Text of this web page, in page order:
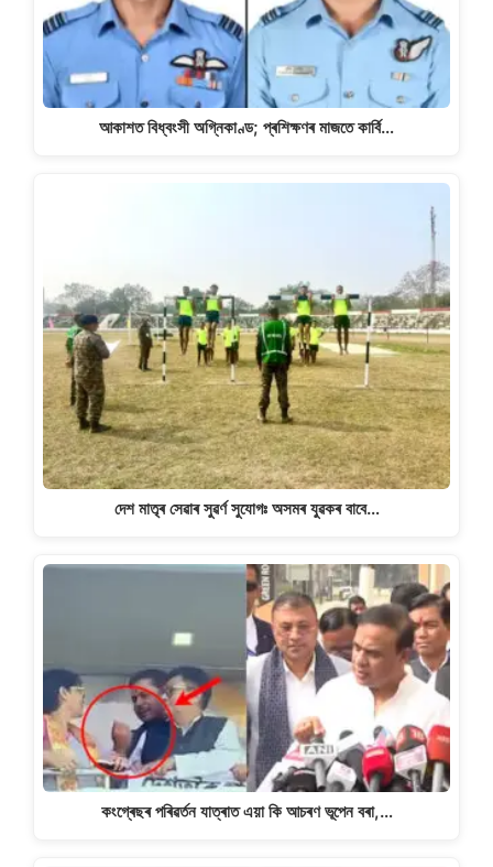
আকাশত বিধ্বংসী অগ্নিকাণ্ড; প্ৰশিক্ষণৰ মাজতে কাৰ্বি…
দেশ মাতৃৰ সেৱাৰ সুৱৰ্ণ সুযোগঃ অসমৰ যুৱকৰ বাবে…
কংগ্ৰেছৰ পৰিৱৰ্তন যাত্ৰাত এয়া কি আচৰণ ভূপেন বৰা,…